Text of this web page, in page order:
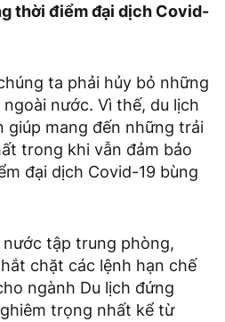
thời điểm đại dịch Covid-
ta phải hủy bỏ những
nước. Vì thế, du lịch
giúp mang đến những trải
trong khi vẫn đảm bảo
đại dịch Covid-19 bùng
tập trung phòng,
chặt các lệnh hạn chế
ngành Du lịch đứng
trọng nhất kể từ